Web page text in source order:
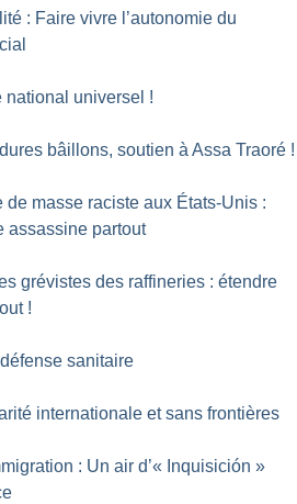
: Faire vivre l’autonomie du
national universel !
bâillons, soutien à Assa Traoré !
de masse raciste aux États-Unis :
assassine partout
grévistes des raffineries : étendre
!
sanitaire
internationale et sans frontières
: Un air d’« Inquisición »